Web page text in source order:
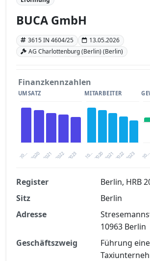
BUCA GmbH
3615 IN 4604/25
13.05.2026
AG Charlottenburg (Berlin) (Berlin)
Finanzkennzahlen
UMSATZ
20… 2021 2023
2020 2022
MITARBEITER
20… 2021 2023
2020 2022 20…
Finanzkennzahlen nach
Registrierung verfügbar
Jetzt kostenlos registrieren
Register
Berlin, HRB
Sitz
Berlin
Adresse
10963 Berlin
Geschäftszweig
Führung